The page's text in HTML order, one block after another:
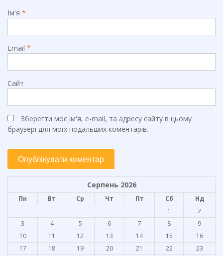
Ім'я *
Email *
Сайт
Зберегти моє ім'я, e-mail, та адресу сайту в цьому
браузері для моїх подальших коментарів.
Серпень 2026
Пн Вт Ср Чт Пт Сб
Нд
1
2
3
4 5 6 7 8
9
10
11 12 13 14 15
16
17
18 19 20 21 22
23